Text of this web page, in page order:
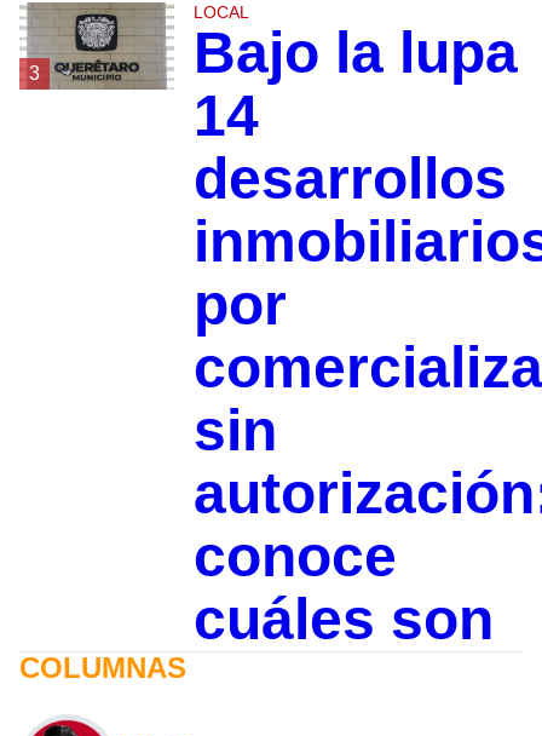
3
LOCAL
Bajo la lupa
14
desarrollos
por
sin
conoce
cuáles son
COLUMNAS